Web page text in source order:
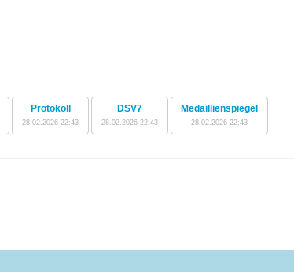
Protokoll
28.02.2026 22:43
DSV7
28.02.2026 22:43
Medaillienspiegel
28.02.2026 22:43